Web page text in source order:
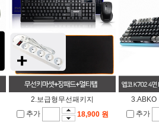
2.보급형무선패키지
추가
18,900 원
3.ABKO
추가